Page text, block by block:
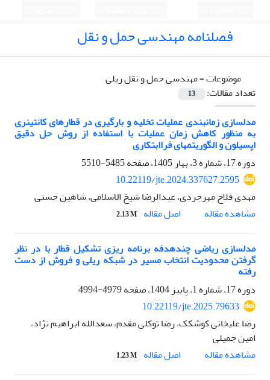
فصلنامه مهندسی حمل و نقل
موضوعات =مهندسی حمل و نقل ریلی
تعداد مقالات:
13
مدل­سازی زمان­بندی عملیات تخلیه و بارگیری در قطارهای کانتینری
به منظور کاهش زمان عملیات با استفاده از روش حل دقیق
اپسیلون و الگوریتم­های فراابتکاری
دوره 17، شماره 3، بهار 1405، صفحه
5485-5510
10.22119/jte.2024.337627.2595
مهدی فلاح مهرجردی، عبدالرضا شیخ الاسلامی، شاهین حسنی
مشاهده مقاله
اصل مقاله 2.13 M
مدل­سازی ریاضی چندهدفه برنامه­ ریزی تشکیل قطار با در نظر
گرفتن محدودیت انتخاب مسیر در شبکه ریلی و فروش از دست
رفته
دوره 17، شماره 1، پاییز 1404، صفحه
4979-4994
10.22119/jte.2025.79633
رضا علیخانی کوشکک، رضا توکلی مقدم، سعدالله ابراهیم نژاد،
امین جمیلی
مشاهده مقاله
اصل مقاله 1.23 M